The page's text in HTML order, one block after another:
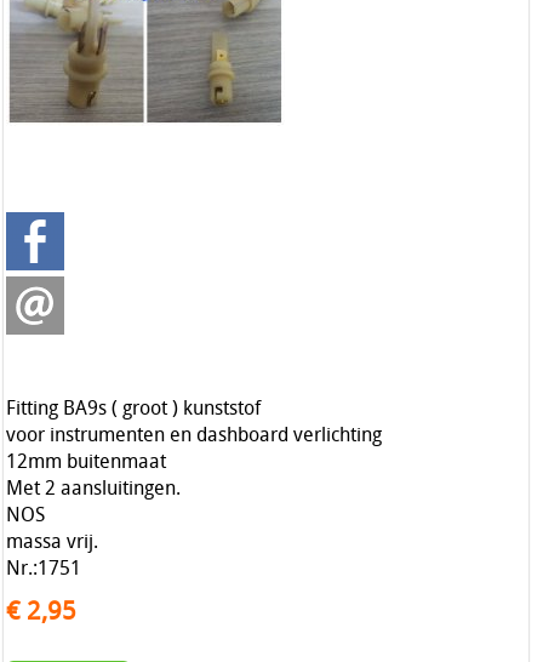
Fitting BA9s ( groot ) kunststof
voor instrumenten en dashboard verlichting
12mm buitenmaat
Met 2 aansluitingen.
NOS
massa vrij.
Nr.:1751
€ 2,95